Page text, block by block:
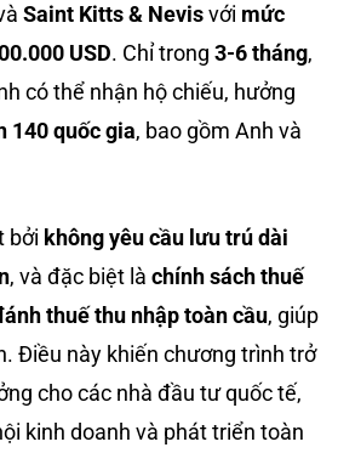
Saint Kitts & Nevisvới mức
USD. Chỉ trong 3-6 tháng,
có thể nhận hộ chiếu, hưởng
140 quốc gia, bao gồm Anh và
bởi không yêu cầu lưu trú dài
, và đặc biệt là chính sách thuế
thuế thu nhập toàn cầu, giúp
Điều này khiến chương trình trở
cho các nhà đầu tư quốc tế,
kinh doanh và phát triển toàn